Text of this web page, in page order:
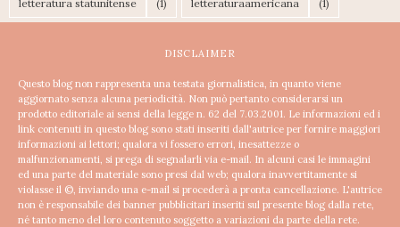
letteratura statunitense (1) letteraturaamericana (1)
DISCLAIMER
Questo blog non rappresenta una testata giornalistica, in quanto viene
aggiornato senza alcuna periodicità. Non può pertanto considerarsi un
prodotto editoriale ai sensi della legge n. 62 del 7.03.2001. Le informazioni ed i
link contenuti in questo blog sono stati inseriti dall'autrice per fornire maggiori
informazioni ai lettori; qualora vi fossero errori, inesattezze o
malfunzionamenti, si prega di segnalarli via e-mail. In alcuni casi le immagini
ed una parte del materiale sono presi dal web; qualora inavvertitamente si
violasse il ©, inviando una e-mail si procederà a pronta cancellazione. L'autrice
non è responsabile dei banner pubblicitari inseriti sul presente blog dalla rete,
né tanto meno del loro contenuto soggetto a variazioni da parte della rete.